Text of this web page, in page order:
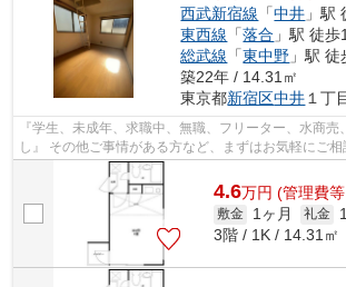
西武新宿線 「中井 」駅
東西線 「落合 」駅 徒歩
総武線 「東中野 」駅
築22年 / 14.31㎡
東京都新宿区中井 １丁
『学生、未成年、求職中、無職、フリーター、水商
し』 その他ご事情がある方など、まずはお気軽にご相
スタッフが対応致しますので必ずご...
4.6万円 (管理費
敷金 1ヶ月 礼金
3階 / 1K / 14.31㎡